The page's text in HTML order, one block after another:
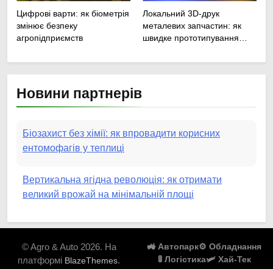
Цифрові варти: як біометрія
змінює безпеку
агропідприємств
Локальний 3D-друк
металевих запчастин: як
швидке прототипування
Новини партнерів
Біозахист без хімії: як впровадити корисних
ентомофагів у теплиці
Вертикальна ягідна революція: як отримати
великий врожай на мінімальній площі
Роботизовані помічники: як автономні наземні
платформи змінюють догляд за органічними
овочами
© Agro & Auto 2026. На
платформі BlazeThemes.
🚜 Автопарк⚙️ Обладнання
🚦 Логістика🛩️ Хай-Тек